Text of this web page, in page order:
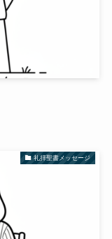
礼拝聖書メッセージ